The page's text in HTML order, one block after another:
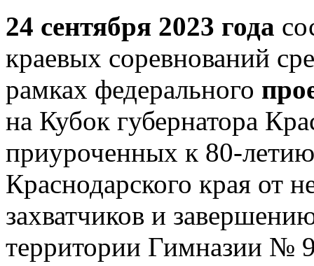
24 сентября 2023 года
краевых соревнований
рамках федерального
на Кубок губернатора
приуроченных к 80-
Краснодарского края от
захватчиков и
территории Гимназии №